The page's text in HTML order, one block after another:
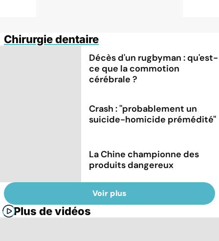
Chirurgie dentaire
Décès d'un rugbyman : qu'est-
ce que la commotion
cérébrale ?
Crash : ''probablement un
suicide-homicide prémédité''
La Chine championne des
produits dangereux
Voir plus
Plus de vidéos